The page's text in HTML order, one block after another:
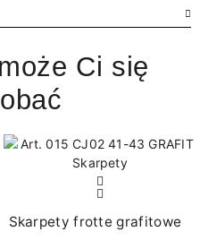
Ci się
Skarpety frotte grafitowe